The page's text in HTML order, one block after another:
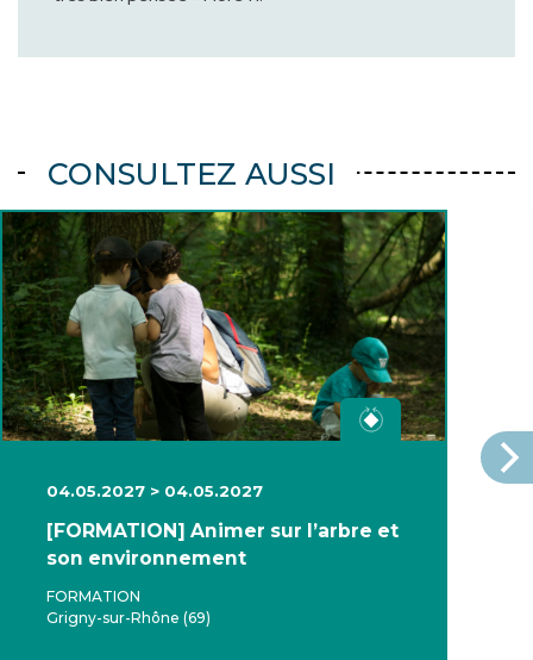
CONSULTEZ AUSSI
04.05.2027 > 04.05.2027
[FORMATION] Animer sur l’arbre et
son environnement
FORMATION
Grigny-sur-Rhône (69)